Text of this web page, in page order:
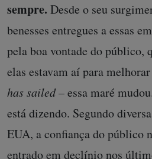
sempre. Desde o seu
benesses entregues a essas
pela boa vontade do público,
elas estavam aí para
has sailed– essa maré
está dizendo. Segundo
EUA, a confiança do público
entrado em declínio nos